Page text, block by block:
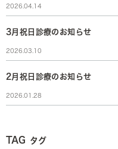
2026.04.14
3月祝日診療のお知らせ
2026.03.10
2月祝日診療のお知らせ
2026.01.28
TAG タグ